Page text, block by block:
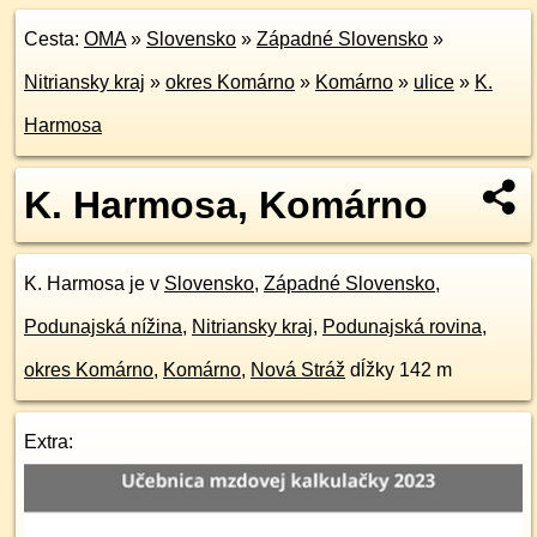
Cesta: OMA» Slovensko » Západné Slovensko »
Nitriansky kraj » okres Komárno » Komárno » ulice » K.
Harmosa
K. Harmosa, Komárno
K. Harmosa je v Slovensko, Západné Slovensko,
Podunajská nížina, Nitriansky kraj, Podunajská rovina,
okres Komárno, Komárno, Nová Stráž dĺžky 142 m
Extra: